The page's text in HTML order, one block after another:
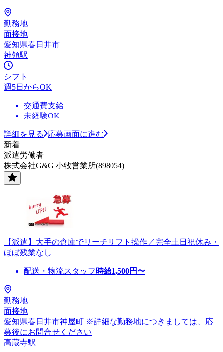
勤務地
面接地
愛知県春日井市
神領駅
シフト
週5日からOK
交通費支給
未経験OK
詳細を見る
応募画面に進む
新着
派遣労働者
株式会社G&G 小牧営業所(898054)
【派遣】大手の倉庫でリーチリフト操作／完全土日祝休み・
ほぼ残業なし
配送・物流スタッフ 時給1,500円〜
勤務地
面接地
愛知県春日井市神屋町 ※詳細な勤務地につきましては、応
募後にお問合せください
高蔵寺駅